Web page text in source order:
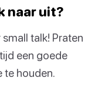
naar uit?
talk! Praten
een goede
te houden.